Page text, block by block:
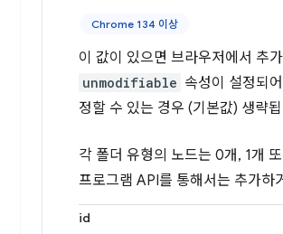
Chrome 134 이상
이 값이 있으면 브라우저에서 추
unmodifiable 속성이 설정되
정할 수 있는 경우 (기본값) 생략
각 폴더 유형의 노드는 0개, 1개
프로그램 API를 통해서는 추가하
id